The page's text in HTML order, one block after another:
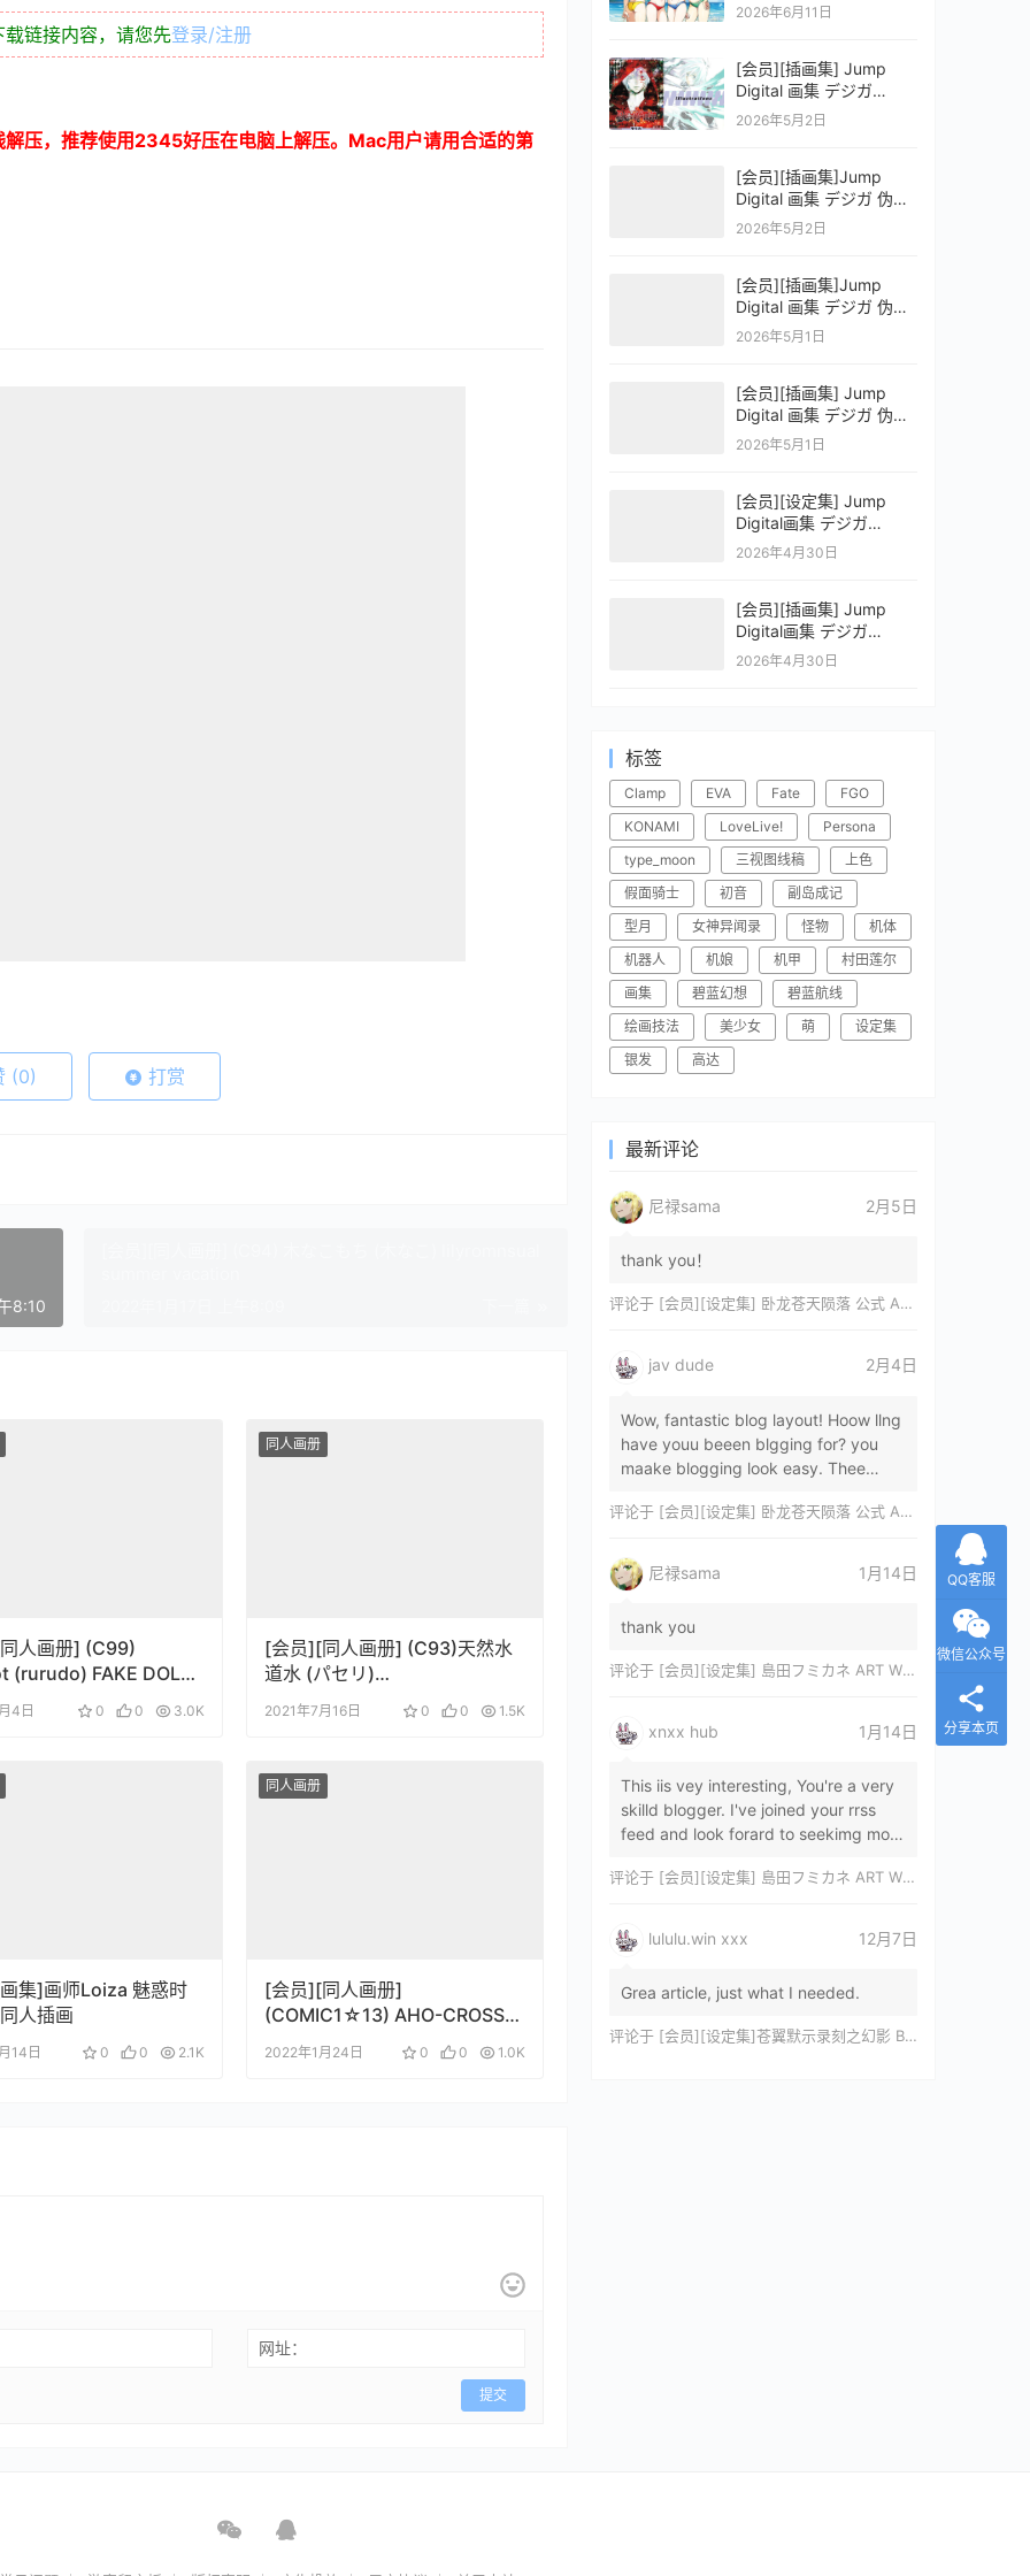
链接内容，请您先登录/注册
压，推荐使用2345好压在电脑上解压。 Mac用户请用合适的第
(0) 打赏
8:10
人画册] (C99)
(rurudo) FAKE DOLL
ル)
4日 0 0 3.0K
同人画册
[会员][同人画册] (C93)天然水
道水 (パセリ)
TennenSuidousui 14
2021年7月16日 0 0 1.5K
集]画师Loiza 魅惑时
人插画
14日 0 0 2.1K
同人画册
[会员][同人画册]
(COMIC1☆13) AHO-CROSS
(神冈ちろる) ORE-NO-
UTINOCO WO MITE
2022年1月24日 0 0 1.0K
网址：
提交
OFFICIAL VISUAL
2026年6月11日
[会员][插画集] Jump
Digital 画集 デジガ
D.Gray-man
2026年5月2日
[会员][插画集]Jump
Digital 画集 デジガ 伪恋
ニセコイ 3
2026年5月2日
[会员][插画集]Jump
Digital 画集 デジガ 伪恋
ニセコイ 2
2026年5月1日
[会员][插画集] Jump
Digital 画集 デジガ 伪恋
ニセコイ 1
2026年5月1日
[会员][设定集] Jump
Digital画集 デジガ
CLAYMORE 2
2026年4月30日
[会员][插画集] Jump
Digital画集 デジガ
CLAYMORE 1
2026年4月30日
标签
Clamp EVA Fate
FGO
KONAMI
LoveLive!
Persona
type_moon
三视图线稿
上色
假面骑士
初音
副岛成记
型月
女神异闻录 怪物
机体
机器人
机娘 机甲
村田莲尔
画集
碧蓝幻想
碧蓝航线
绘画技法
美少女 萌
设定集
银发
高达
最新评论
尼禄sama 2月5日
thank you！
评论于 [会员][设定集] 卧龙苍天陨落 公式 ARTWORKS[DL]
jav dude 2月4日
Wow, fantastic blog layout! Hoow llng
have youu beeen blgging for? you
maake blogging look easy. Thee
magnificent, let…
评论于 [会员][设定集] 卧龙苍天陨落 公式 ARTWORKS[DL]
尼禄sama 1月14日
thank you
评论于 [会员][设定集] 島田フミカネ ART WORKS EXTRA Luminous Witches[DL]
xnxx hub 1月14日
This iis vey interesting, You're a very
skilld blogger. I've joined your rrss
feed and look forard to seekimg mor
评论于 [会员][设定集] 島田フミカネ ART WORKS EXTRA Luminous Witches[DL]
lululu.win xxx 12月7日
Grea article, just what I needed.
评论于 [会员][设定集]苍翼默示录刻之幻影 BLAZBLUE CHRONOPHANTASMA 公式設定資料集II
QQ客服
微信公众号
分享本页